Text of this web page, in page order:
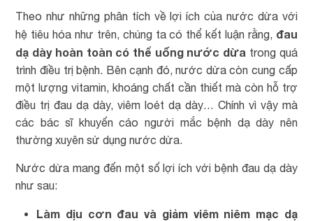
Theo như những phân tích về lợi ích của nước dừa với
hệ tiêu hóa như trên, chúng ta có thể kết luận rằng, đau
dạ dày hoàn toàn có thể uống nước dừa trong quá
trình điều trị bệnh. Bên cạnh đó, nước dừa còn cung cấp
một lượng vitamin, khoáng chất cần thiết mà còn hỗ trợ
điều trị đau dạ dày, viêm loét dạ dày… Chính vì vậy mà
các bác sĩ khuyến cáo người mắc bệnh dạ dày nên
thường xuyên sử dụng nước dừa.
Nước dừa mang đến một số lợi ích với bệnh đau dạ dày
như sau:
Làm dịu cơn đau và giảm viêm niêm mạc dạ